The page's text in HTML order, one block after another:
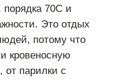
порядка 70С и
Это отдых
потому что
кровеносную
от парилки с